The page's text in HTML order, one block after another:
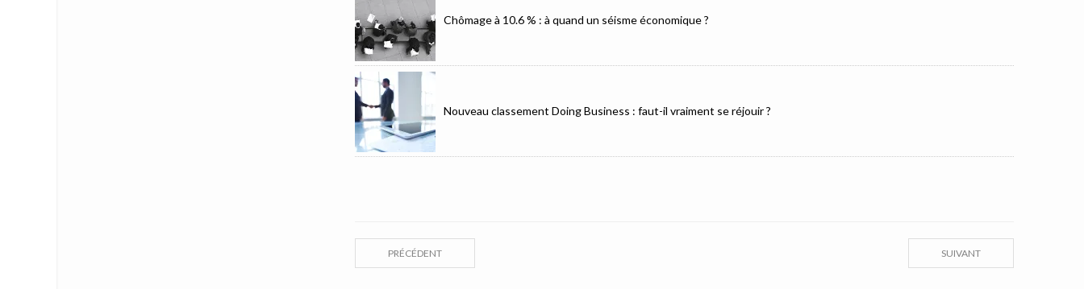
Chômage à 10.6 % : à quand un séisme économique ?
Nouveau classement Doing Business : faut-il vraiment se réjouir ?
SUIVANT
PRÉCÉDENT